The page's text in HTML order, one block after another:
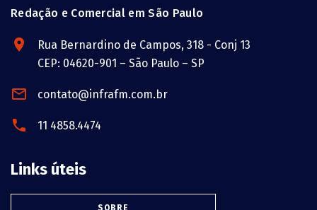
Redação e Comercial em São Paulo
Rua Bernardino de Campos, 318 - Conj 13
CEP: 04620-901 – São Paulo – SP
contato@infrafm.com.br
11 4858.4474
Links úteis
SOBRE